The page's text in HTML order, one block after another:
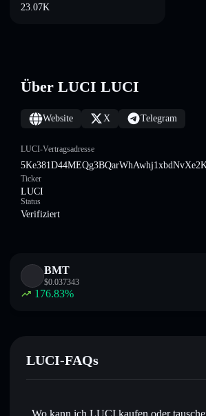
23.07K
Über LUCI LUCI
Website X Telegram
LUCI-Vertragsadresse
Ticker
LUCI
Status
Verifiziert
BMT
$0.037343
176.83%
LUCI-FAQs
Wo kann ich LUCI kaufen oder